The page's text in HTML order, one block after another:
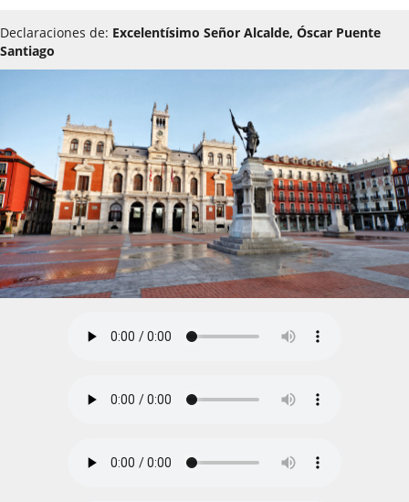
Declaraciones de: Excelentísimo Señor Alcalde, Óscar Puente
Santiago